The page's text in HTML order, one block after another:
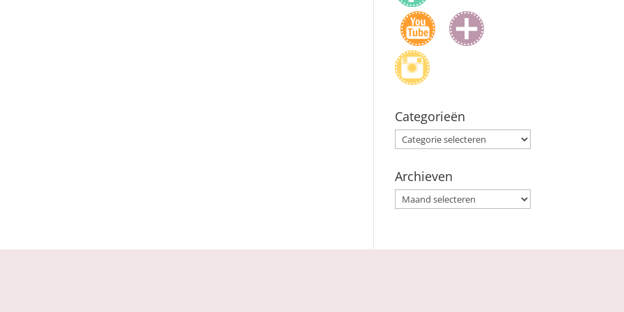
Categorieën
Categorieën
Archieven
Archieven